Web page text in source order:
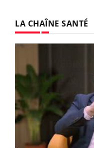
LA CHAÎNE SANTÉ